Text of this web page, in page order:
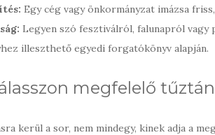
Egy cég vagy önkormányzat imázsa
Legyen szó fesztiválról, falunapról vagy
illeszthető egyedi forgatókönyv alapján.
megfelelő
kerül a sor, nem mindegy, kinek adja a